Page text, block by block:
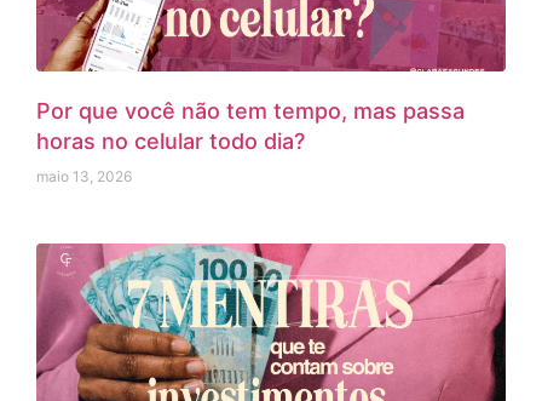
Por que você não tem tempo, mas passa
horas no celular todo dia?
maio 13, 2026